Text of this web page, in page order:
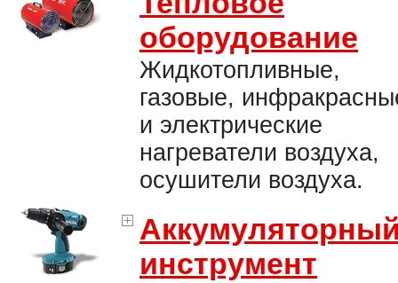
оборудование
Жидкотопливные,
газовые,
и электрические
нагреватели воздуха,
осушители воздуха.
инструмент